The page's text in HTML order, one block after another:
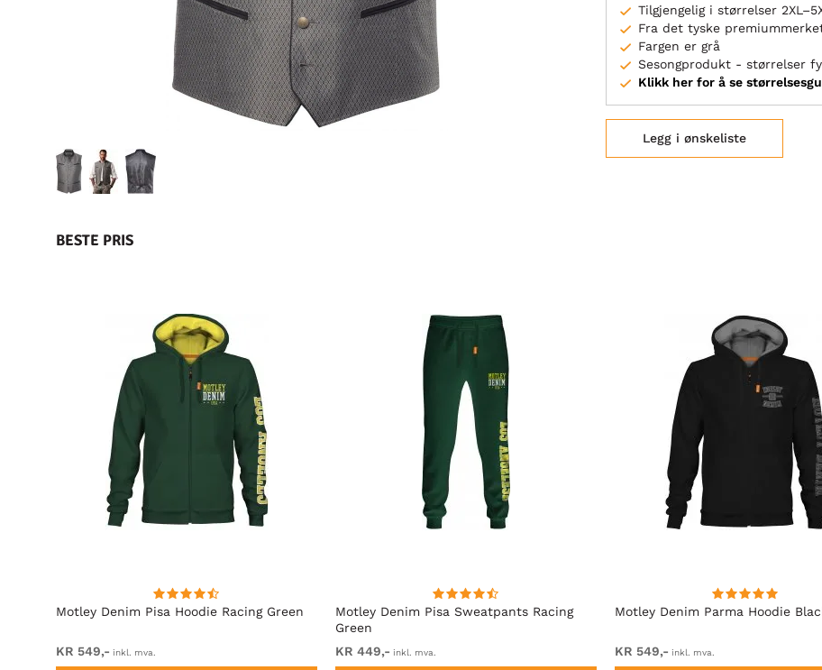
Tilgjengelig i størrelser
Fra det tyske
Fargen er grå
Sesongprodukt - størrelser
Klikk her for å se
Legg i ønskeliste
BESTE PRIS
Motley Denim Pisa Hoodie Racing Green
KR 549,- inkl. mva.
Motley Denim Pisa Sweatpants Racing
Green
KR 449,- inkl. mva.
Motley Denim Parma Hoodie
KR 549,- inkl. mva.